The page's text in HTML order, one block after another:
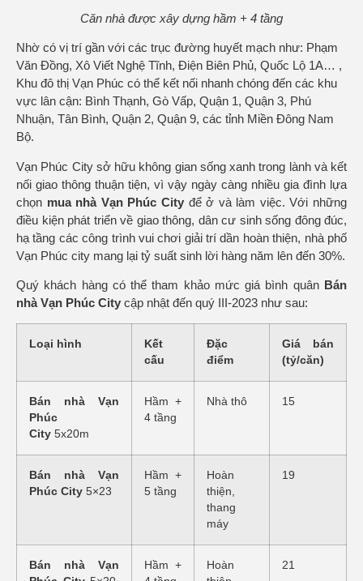
Căn nhà được xây dựng hầm + 4 tầng
Nhờ có vị trí gần với các trục đường huyết mạch như: Phạm
Văn Đồng, Xô Viết Nghệ Tĩnh, Điện Biên Phủ, Quốc Lộ 1A… ,
Khu đô thị Vạn Phúc có thể kết nối nhanh chóng đến các khu
vực lân cận: Bình Thạnh, Gò Vấp, Quận 1, Quận 3, Phú
Nhuận, Tân Bình, Quận 2, Quận 9, các tỉnh Miền Đông Nam
Bộ.
Vạn Phúc City sở hữu không gian sống xanh trong lành và kết
nối giao thông thuận tiện, vì vậy ngày càng nhiều gia đình lựa
chọn mua nhà Vạn Phúc Cityđể ở và làm việc. Với những
điều kiện phát triển về giao thông, dân cư sinh sống đông đúc,
hạ tầng các công trình vui chơi giải trí dần hoàn thiện, nhà phố
Vạn Phúc city mang lại tỷ suất sinh lời hàng năm lên đến 30%.
Quý khách hàng có thể tham khảo mức giá bình quân Bán
nhà Vạn Phúc City cập nhật đến quý III-2023 như sau:
Loại hình
Kết
cấu
Đặc
điểm
Giá bán
(tỷ/căn)
Bán nhà Vạn
Phúc
City 5x20m
Hầm +
4 tầng
Nhà thô 15
Bán nhà Vạn
Phúc City 5×23
Hầm +
5 tầng
Hoàn
thiện,
thang
máy
19
Bán nhà Vạn
Hầm +
Hoàn
21